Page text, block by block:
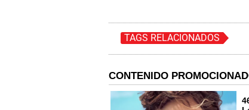
TAGS RELACIONADOS